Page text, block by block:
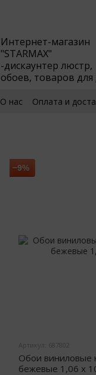
Интернет-магазин
"STARMAX"
-дискаунтер люстр,
обоев, товаров
О нас Оплата и
−9%
Артикул: 687802
Обои виниловые
бежевые 1,06 х